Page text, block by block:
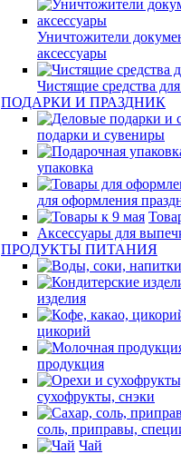
Уничтожители
аксессуары
Чистящие средства
ПОДАРКИ И ПРАЗДНИК
подарки и сувениры
упаковка
для оформления
Аксессуары для
ПРОДУКТЫ ПИТАНИЯ
изделия
цикорий
продукция
сухофрукты, снэки
соль, приправы,
Чай